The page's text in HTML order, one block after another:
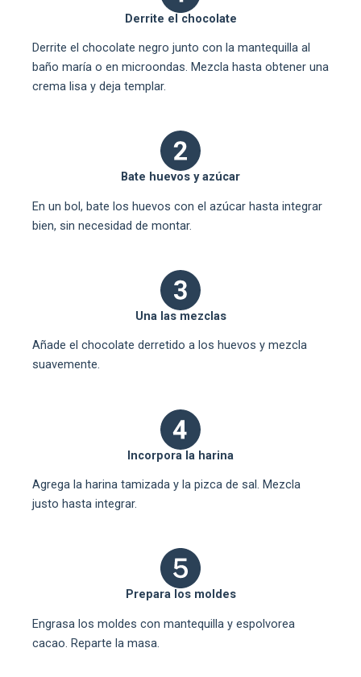
Derrite el chocolate
Derrite el chocolate negro junto con la mantequilla al
baño maría o en microondas. Mezcla hasta obtener una
crema lisa y deja templar.
Bate huevos y azúcar
En un bol, bate los huevos con el azúcar hasta integrar
bien, sin necesidad de montar.
Una las mezclas
Añade el chocolate derretido a los huevos y mezcla
suavemente.
Incorpora la harina
Agrega la harina tamizada y la pizca de sal. Mezcla
justo hasta integrar.
Prepara los moldes
Engrasa los moldes con mantequilla y espolvorea
cacao. Reparte la masa.